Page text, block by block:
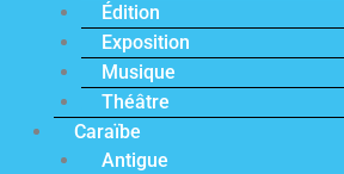
Édition
Exposition
Musique
Théâtre
Caraïbe
Antigue